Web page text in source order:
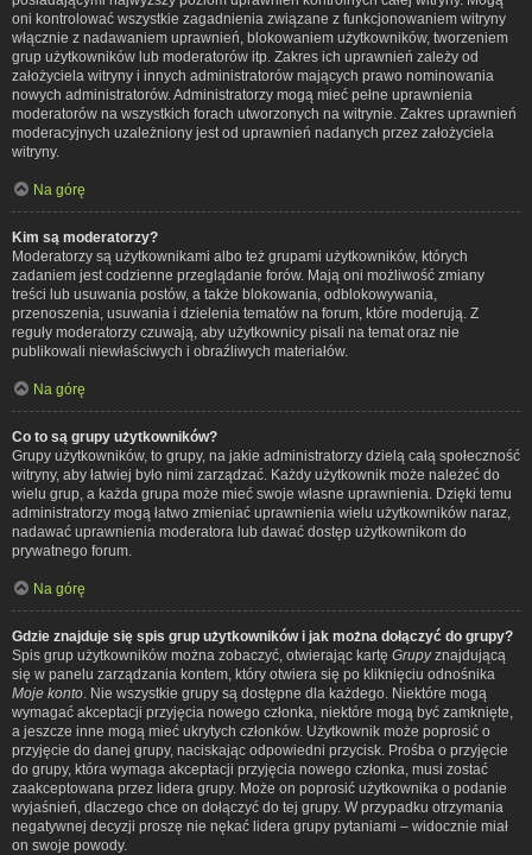
oni kontrolować wszystkie zagadnienia związane z funkcjonowaniem witryny
włącznie z nadawaniem uprawnień, blokowaniem użytkowników, tworzeniem
grup użytkowników lub moderatorów itp. Zakres ich uprawnień zależy od
założyciela witryny i innych administratorów mających prawo nominowania
nowych administratorów. Administratorzy mogą mieć pełne uprawnienia
moderatorów na wszystkich forach utworzonych na witrynie. Zakres uprawnień
moderacyjnych uzależniony jest od uprawnień nadanych przez założyciela
witryny.
Na górę
Kim są moderatorzy?
Moderatorzy są użytkownikami albo też grupami użytkowników, których
zadaniem jest codzienne przeglądanie forów. Mają oni możliwość zmiany
treści lub usuwania postów, a także blokowania, odblokowywania,
przenoszenia, usuwania i dzielenia tematów na forum, które moderują. Z
reguły moderatorzy czuwają, aby użytkownicy pisali na temat oraz nie
publikowali niewłaściwych i obraźliwych materiałów.
Na górę
Co to są grupy użytkowników?
Grupy użytkowników, to grupy, na jakie administratorzy dzielą całą społeczność
witryny, aby łatwiej było nimi zarządzać. Każdy użytkownik może należeć do
wielu grup, a każda grupa może mieć swoje własne uprawnienia. Dzięki temu
administratorzy mogą łatwo zmieniać uprawnienia wielu użytkowników naraz,
nadawać uprawnienia moderatora lub dawać dostęp użytkownikom do
prywatnego forum.
Na górę
Gdzie znajduje się spis grup użytkowników i jak można dołączyć do grupy?
Spis grup użytkowników można zobaczyć, otwierając kartę Grupyznajdującą
się w panelu zarządzania kontem, który otwiera się po kliknięciu odnośnika
Moje konto . Nie wszystkie grupy są dostępne dla każdego. Niektóre mogą
wymagać akceptacji przyjęcia nowego członka, niektóre mogą być zamknięte,
a jeszcze inne mogą mieć ukrytych członków. Użytkownik może poprosić o
przyjęcie do danej grupy, naciskając odpowiedni przycisk. Prośba o przyjęcie
do grupy, która wymaga akceptacji przyjęcia nowego członka, musi zostać
zaakceptowana przez lidera grupy. Może on poprosić użytkownika o podanie
wyjaśnień, dlaczego chce on dołączyć do tej grupy. W przypadku otrzymania
negatywnej decyzji proszę nie nękać lidera grupy pytaniami – widocznie miał
on swoje powody.